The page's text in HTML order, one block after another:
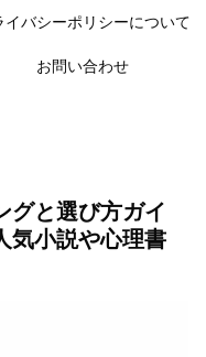
イバシーポリシーについて
お問い合わせ
グと選び方ガイ
気小説や心理書